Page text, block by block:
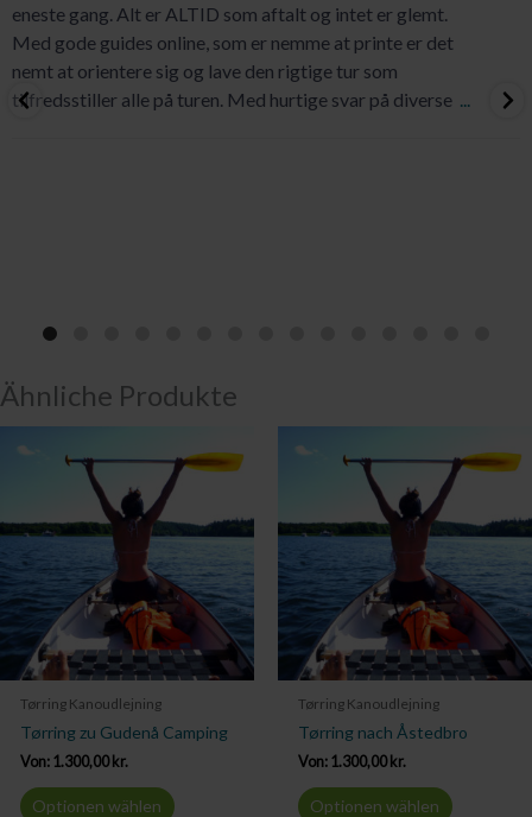
eneste gang. Alt er ALTID som aftalt og intet er glemt.
Med gode guides online, som er nemme at printe er det
nemt at orientere sig og lave den rigtige tur som
tilfredsstiller alle på turen. Med hurtige svar på diverse
Ähnliche Produkte
Tørring Kanoudlejning
Tørring zu Gudenå Camping
Von: 1.300,00kr.
Optionen wählen
Tørring Kanoudlejning
Tørring nach Åstedbro
Von: 1.300,00kr.
Optionen wählen